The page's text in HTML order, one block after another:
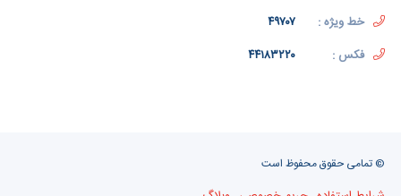
خط ویژه :
۴۹۷۰۷
فکس :
۴۴۱۸۳۲۲۰
© تمامی حقوق محفوظ است